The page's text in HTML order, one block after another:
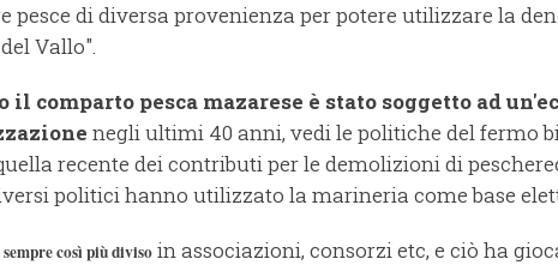
pesce di diversa provenienza per potere utilizzare la
Vallo".
il comparto pesca mazarese è stato soggetto ad
negli ultimi 40 anni, vedi le politiche del fermo
recente dei contributi per le demolizioni di
politici hanno utilizzato la marineria come base
così più diviso in associazioni, consorzi etc, e ciò ha